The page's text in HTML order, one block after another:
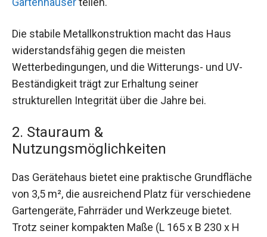
Die stabile Metallkonstruktion macht das Haus
widerstandsfähig gegen die meisten
Wetterbedingungen, und die Witterungs- und UV-
Beständigkeit trägt zur Erhaltung seiner
strukturellen Integrität über die Jahre bei.
2. Stauraum &
Nutzungsmöglichkeiten
Das Gerätehaus bietet eine praktische Grundfläche
von 3,5 m², die ausreichend Platz für verschiedene
Gartengeräte, Fahrräder und Werkzeuge bietet.
Trotz seiner kompakten Maße (L 165 x B 230 x H